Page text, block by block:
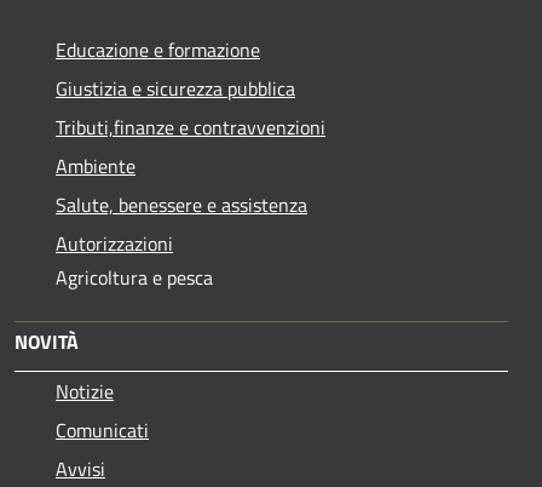
Educazione e formazione
Giustizia e sicurezza pubblica
Tributi,finanze e contravvenzioni
Ambiente
Salute, benessere e assistenza
Autorizzazioni
Agricoltura e pesca
NOVITÀ
Notizie
Comunicati
Avvisi